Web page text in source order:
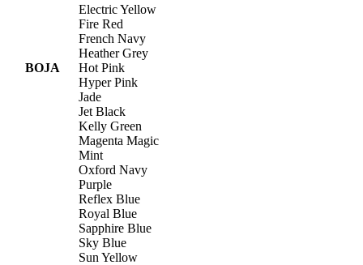
BOJA
Electric Yellow
Fire Red
French Navy
Heather Grey
Hot Pink
Hyper Pink
Jade
Jet Black
Kelly Green
Magenta Magic
Mint
Oxford Navy
Purple
Reflex Blue
Royal Blue
Sapphire Blue
Sky Blue
Sun Yellow